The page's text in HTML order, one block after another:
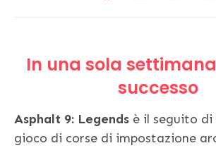
In una sola
successo
Asphalt 9: Legends è il seguito di
gioco di corse di impostazione